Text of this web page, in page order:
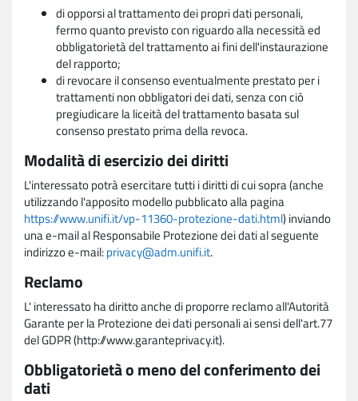
di opporsi al trattamento dei propri dati personali,
fermo quanto previsto con riguardo alla necessità ed
obbligatorietà del trattamento ai fini dell'instaurazione
del rapporto;
di revocare il consenso eventualmente prestato per i
trattamenti non obbligatori dei dati, senza con ciò
pregiudicare la liceità del trattamento basata sul
consenso prestato prima della revoca.
Modalità di esercizio dei diritti
L'interessato potrà esercitare tutti i diritti di cui sopra (anche
utilizzando l'apposito modello pubblicato alla pagina
https://www.unifi.it/vp-11360-protezione-dati.html) inviando
una e-mail al Responsabile Protezione dei dati al seguente
indirizzo e-mail:privacy@adm.unifi.it.
Reclamo
L' interessato ha diritto anche di proporre reclamo all'Autorità
Garante per la Protezione dei dati personali ai sensi dell'art.77
del GDPR (http://www.garanteprivacy.it).
Obbligatorietà o meno del conferimento dei
dati